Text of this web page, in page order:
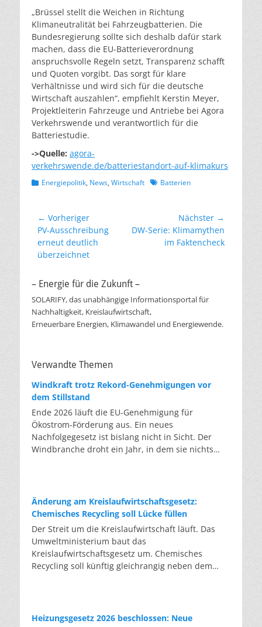
„Brüssel stellt die Weichen in Richtung
Klimaneutralität bei Fahrzeugbatterien. Die
Bundesregierung sollte sich deshalb dafür stark
machen, dass die EU-Batterieverordnung
anspruchsvolle Regeln setzt, Transparenz schafft
und Quoten vorgibt. Das sorgt für klare
Verhältnisse und wird sich für die deutsche
Wirtschaft auszahlen“, empfiehlt Kerstin Meyer,
Projektleiterin Fahrzeuge und Antriebe bei Agora
Verkehrswende und verantwortlich für die
Batteriestudie.
->Quelle: agora-
verkehrswende.de/batteriestandort-auf-klimakurs
Kategorien
Energiepolitik, News, Wirtschaft Schlagworte
Batterien
Beitragsnavigation
← Vorheriger
Vorheriger
Beitrag:
PV-Ausschreibung
erneut deutlich
überzeichnet
Nächster →
Nächster
DW-Serie: Klimamythen
im Faktencheck
– Energie für die Zukunft –
SOLARIFY, das unabhängige Informationsportal für
Nachhaltigkeit, Kreislaufwirtschaft,
Erneuerbare Energien, Klimawandel und Energiewende.
Verwandte Themen
Windkraft trotz Rekord-Genehmigungen vor
dem Stillstand
Ende 2026 läuft die EU-Genehmigung für
Ökostrom-Förderung aus. Ein neues
Nachfolgegesetz ist bislang nicht in Sicht. Der
Windbranche droht ein Jahr, in dem sie nichts
die Verfahren laufen heute deutlich schneller. Die
Halbjahresbilanz der Branche bestätigt dieses
Muster: So viele Windräder wie nie zuvor wurden
genehmigt, doch im ersten Halbjahr gingen netto
nur rund zwei Gigawatt ans Netz. Der Bestand
liegt damit bei etwa 70 Gigawatt. Das gesetzliche
Zwischenziel von 84 Gigawatt zum Jahresende ist
eine immer länger werdende Schlange baureifer
Änderung am Kreislaufwirtschaftsgesetz:
Chemisches Recycling soll Lücke füllen
Der Streit um die Kreislaufwirtschaft läuft. Das
Umweltministerium baut das
Kreislaufwirtschaftsgesetz um. Chemisches
Recycling soll künftig gleichrangig neben dem
Novelle des Kreislaufwirtschaftsgesetzes (KrWG)
Heizungsgesetz 2026 beschlossen: Neue